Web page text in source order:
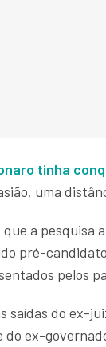
tinha
uma
a pesquisa
pré-
pelos
saídas do ex-
ex-